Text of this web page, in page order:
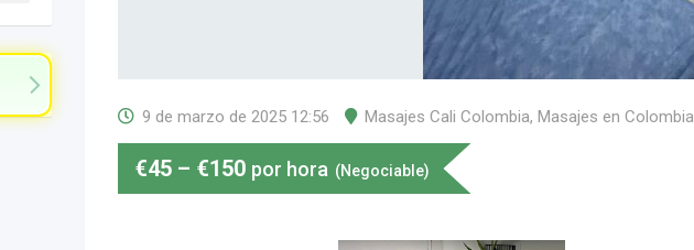
9 de marzo de 2025 12:56 Masajes Cali Colombia, Masajes en Colombia
€45 – €150 por hora (Negociable)